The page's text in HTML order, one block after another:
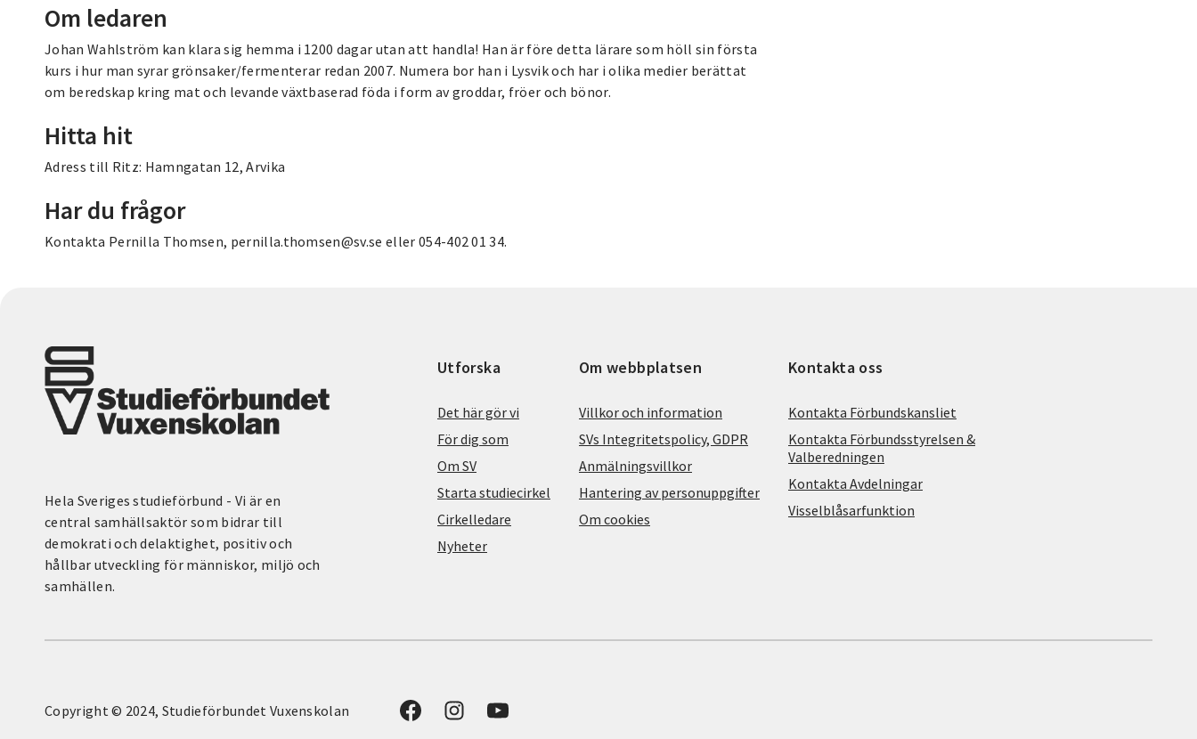
Om ledaren
Johan Wahlström kan klara sig hemma i 1200 dagar utan att handla! Han är före detta lärare som höll sin första
kurs i hur man syrar grönsaker/fermenterar redan 2007. Numera bor han i Lysvik och har i olika medier berättat
om beredskap kring mat och levande växtbaserad föda i form av groddar, fröer och bönor.
Hitta hit
Adress till Ritz: Hamngatan 12, Arvika
Har du frågor
Kontakta Pernilla Thomsen, pernilla.thomsen@sv.se eller 054-402 01 34.
Hela Sveriges studieförbund - Vi är en
central samhällsaktör som bidrar till
demokrati och delaktighet, positiv och
hållbar utveckling för människor, miljö och
samhällen.
Utforska
Det här gör vi
För dig som
Om SV
Starta studiecirkel
Cirkelledare
Nyheter
Om webbplatsen
Villkor och information
SVs Integritetspolicy, GDPR
Anmälningsvillkor
Hantering av personuppgifter
Om cookies
Kontakta oss
Kontakta Förbundskansliet
Kontakta Förbundsstyrelsen &
Valberedningen
Kontakta Avdelningar
Visselblåsarfunktion
Copyright © 2024, Studieförbundet Vuxenskolan